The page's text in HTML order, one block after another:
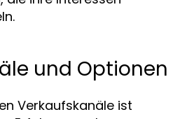
und Optionen
Verkaufskanäle ist